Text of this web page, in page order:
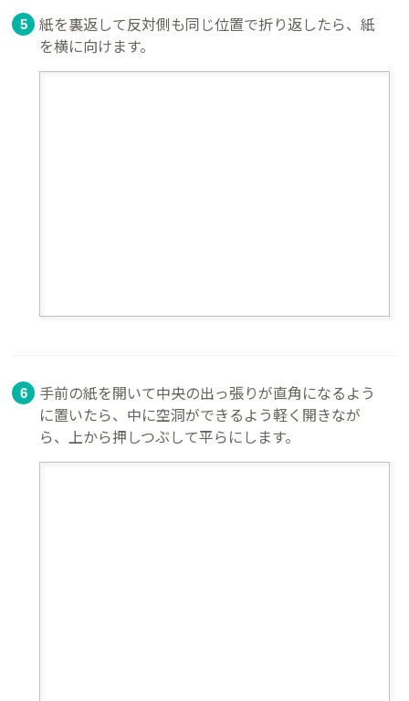
紙を裏返して反対側も同じ位置で折り返したら、紙
を横に向けます。
手前の紙を開いて中央の出っ張りが直角になるよう
に置いたら、中に空洞ができるよう軽く開きなが
ら、上から押しつぶして平らにします。